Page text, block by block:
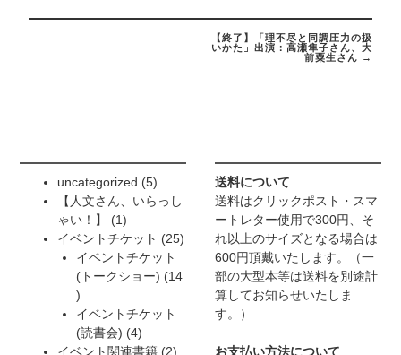
Post
【終了】「理不尽と同調圧力の扱
いかた」出演：高瀬隼子さん、大
前粟生さん →
uncategorized 55
個
商
品
【人文さん、いらっし
ゃい！】
11
個
の
商
イベントチケット 2525
の
イベントチケット
(トークショー)
14
14
個
の
商
イベントチケット
(読書会)
44
個
イベント関連書籍 22
送料について
送料はクリックポスト・スマ
ートレター使用で300円、そ
れ以上のサイズとなる場合は
600円頂戴いたします。（一
部の大型本等は送料を別途計
算してお知らせいたしま
す。）
お支払い方法について